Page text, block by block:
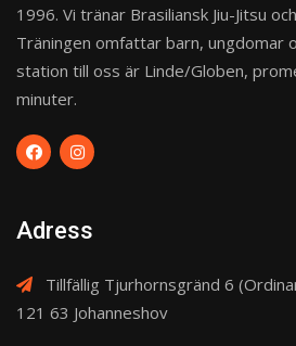
1996. Vi tränar Brasiliansk Jiu-Jitsu
Träningen omfattar barn, ungdomar
station till oss är Linde/Globen,
minuter.
Adress
Tillfällig Tjurhornsgränd 6
121 63 Johanneshov